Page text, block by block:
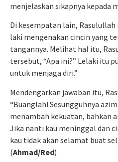
menjelaskan sikapnya kepada
Di kesempatan lain,
laki mengenakan cincin yang
tangannya. Melihat hal itu,
tersebut, “Apa ini?” Lelaki itu
untuk menjaga diri.”
Mendengarkan jawaban itu,
“Buanglah! Sesungguhnya
menambah kekuatan, bahkan
Jika nanti kau meninggal dan
kau tidak akan selamat buat
(Ahmad/Red)